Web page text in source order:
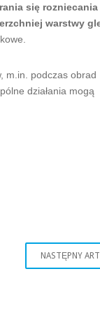
się
warstwy
m.in. podczas obrad
działania mogą
NASTĘPNY